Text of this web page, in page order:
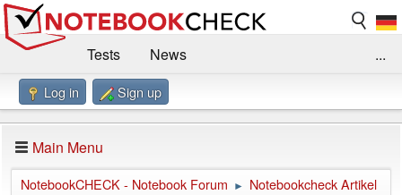
Tests
News
Benchmarks / Technik
Forum
Impressum
...
Log in Sign up
Main Menu
NotebookCHECK - Notebook Forum ► Notebookcheck Artikel